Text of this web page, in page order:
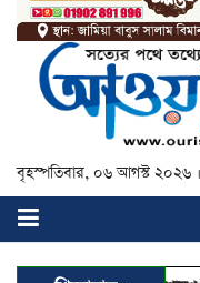
বৃহস্পতিবার, ০৬ আগস্ট ২০২৬